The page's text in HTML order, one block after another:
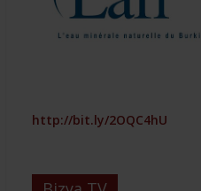
http://bit.ly/2OQC4hU